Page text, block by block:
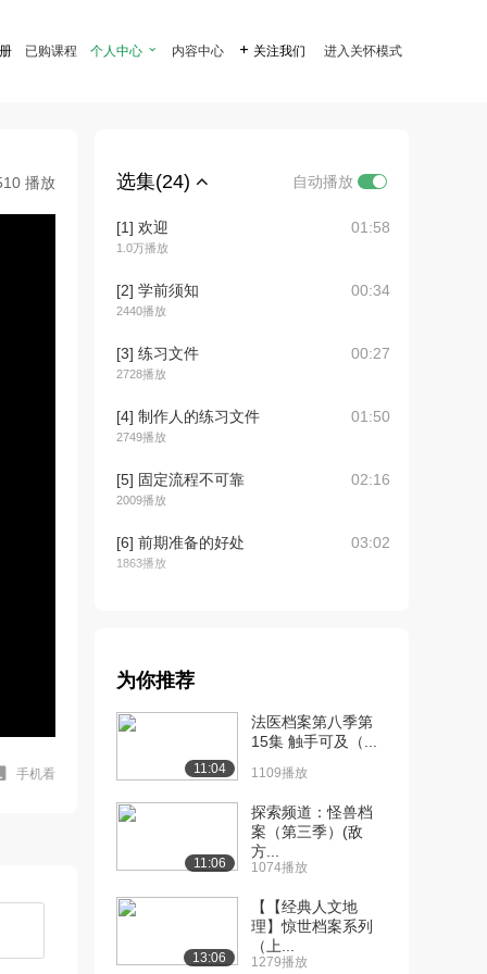
已购课程 个人中心  内容中心  关注我们 进入关怀模式
播放
手机看
选集(24) 自动播放
[1] 欢迎
1.0万播放
01:58
[2] 学前须知
2440播放
00:34
[3] 练习文件
2728播放
00:27
[4] 制作人的练习文件
2749播放
01:50
[5] 固定流程不可靠
2009播放
02:16
[6] 前期准备的好处
1863播放
03:02
[8] 创意简报
1364播放
[9] 概念板 06:09
1605播放
[11] 授权管理
[12] 电影板的使用 01:43
为你推荐
11:04
法医档案第八季第
15集 触手可及（...
1109播放
11:06
探索频道：怪兽档
案（第三季）(敌
方...
1074播放
13:06
【【经典人文地
理】惊世档案系列
（上...
1279播放